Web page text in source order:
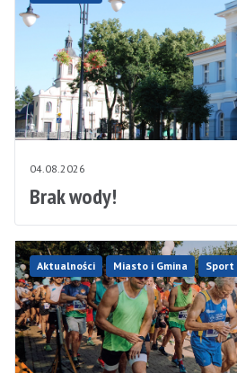
04.08.2026
Brak wody!
Aktualności Miasto i Gmina Sport